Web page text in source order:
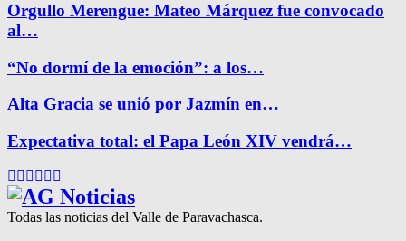
Orgullo Merengue: Mateo Márquez fue convocado
al…
“No dormí de la emoción”: a los…
Alta Gracia se unió por Jazmín en…
Expectativa total: el Papa León XIV vendrá…
Facebook
Twitter
Instagram
Pinterest
Google
Todas las noticias del Valle de Paravachasca.